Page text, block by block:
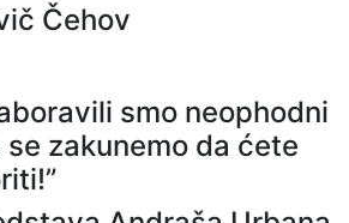
Čehov
smo neophodni
zakunemo da ćete